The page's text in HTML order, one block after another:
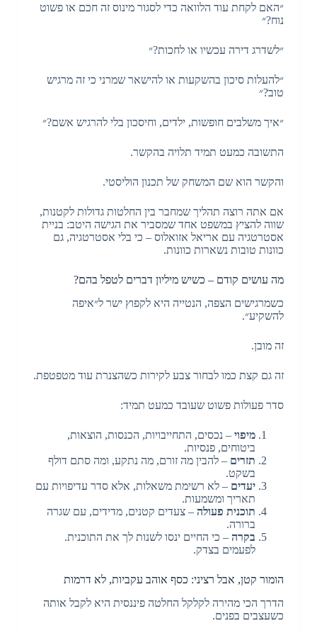
״האם לקחת עוד הלוואה כדי לסגור מינוס זה חכם או פשוט
נוח?״
״לשדרג דירה עכשיו או לחכות?״
״להעלות סיכון בהשקעות או להישאר שמרני כי זה מרגיש
טוב?״
״איך משלבים חופשות, ילדים, וחיסכון בלי להרגיש אשם?״
התשובה כמעט תמיד תלויה בהקשר.
והקשר הוא שם המשחק של תכנון הוליסטי.
אם אתה רוצה תהליך שמחבר בין החלטות גדולות לקטנות,
שווה להציץ במשפט אחד שמסביר את הגישה היטב: בניית
אסטרטגיה עם אריאל אזואלוס – כי בלי אסטרטגיה, גם
כוונות טובות נשארות כוונות.
מה עושים קודם – כשיש מיליון דברים לטפל בהם?
כשמרגישים הצפה, הנטייה היא לקפוץ ישר ל״איפה
להשקיע״.
זה מובן.
זה גם קצת כמו לבחור צבע לקירות כשהצנרת עוד מטפטפת.
סדר פעולות פשוט שעובד כמעט תמיד:
מיפוי– נכסים, התחייבויות, הכנסות, הוצאות,
ביטוחים, פנסיות.
תזרים – להבין מה זורם, מה נתקע, ומה סתם דולף
בשקט.
יעדים – לא רשימת משאלות, אלא סדר עדיפויות עם
תאריך ומשמעות.
תוכנית פעולה– צעדים קטנים, מדידים, עם שגרה
ברורה.
בקרה– כי החיים ינסו לשנות לך את התוכנית.
לפעמים בצדק.
הומור קטן, אבל רציני: כסף אוהב עקביות, לא דרמות
הדרך הכי מהירה לקלקל החלטה פיננסית היא לקבל אותה
כשעצבים בפנים.